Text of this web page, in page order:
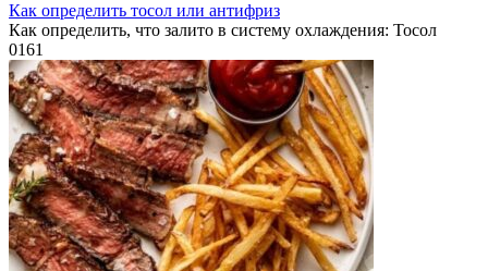
Как определить тосол или антифриз
Как определить, что залито в систему охлаждения: Тосол
0161